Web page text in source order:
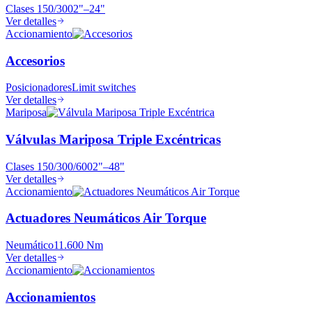
Clases 150/3002"–24"
Ver detalles
Accionamiento
Accesorios
PosicionadoresLimit switches
Ver detalles
Mariposa
Válvulas Mariposa Triple Excéntricas
Clases 150/300/6002"–48"
Ver detalles
Accionamiento
Actuadores Neumáticos Air Torque
Neumático11.600 Nm
Ver detalles
Accionamiento
Accionamientos